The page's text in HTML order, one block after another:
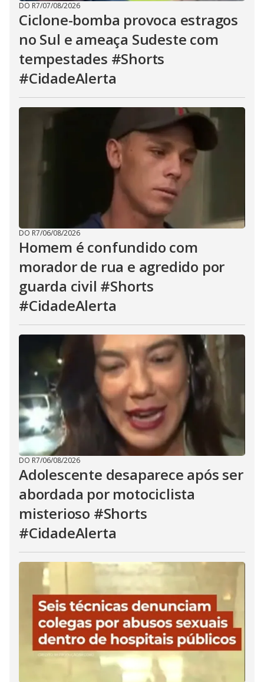
DO R7/07/08/2026
Ciclone-bomba provoca estragos
no Sul e ameaça Sudeste com
tempestades #Shorts
#CidadeAlerta
DO R7/06/08/2026
Homem é confundido com
morador de rua e agredido por
guarda civil #Shorts
#CidadeAlerta
DO R7/06/08/2026
Adolescente desaparece após ser
abordada por motociclista
misterioso #Shorts
#CidadeAlerta